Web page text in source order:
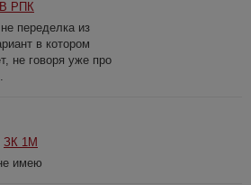
РПК
переделка из
в котором
не говоря уже про
ЗК 1М
имею